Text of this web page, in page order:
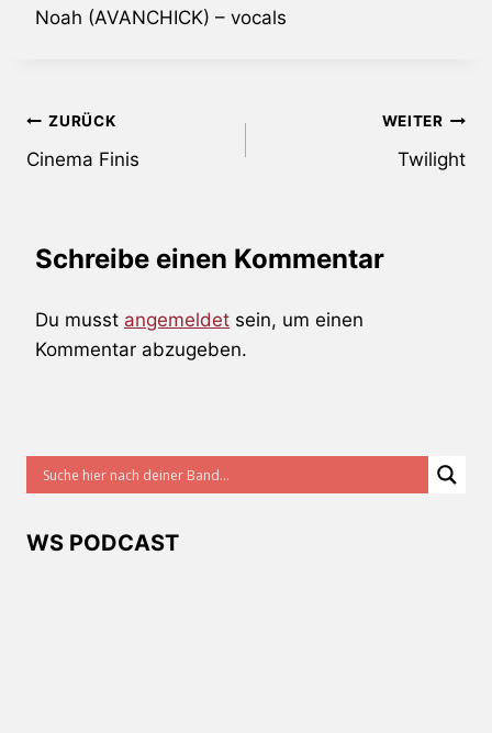
Noah (AVANCHICK) – vocals
Beitragsnavigation
ZURÜCK
Cinema Finis
WEITER
Twilight
Schreibe einen Kommentar
Du musst angemeldet sein, um einen
Kommentar abzugeben.
WS PODCAST